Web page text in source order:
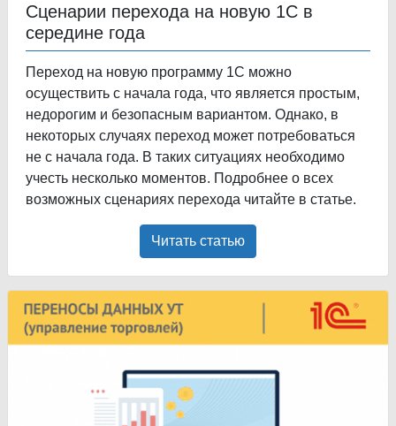
Сценарии перехода на новую 1С в
середине года
Переход на новую программу 1С можно
осуществить с начала года, что является простым,
недорогим и безопасным вариантом. Однако, в
некоторых случаях переход может потребоваться
не с начала года. В таких ситуациях необходимо
учесть несколько моментов. Подробнее о всех
возможных сценариях перехода читайте в статье.
Читать статью